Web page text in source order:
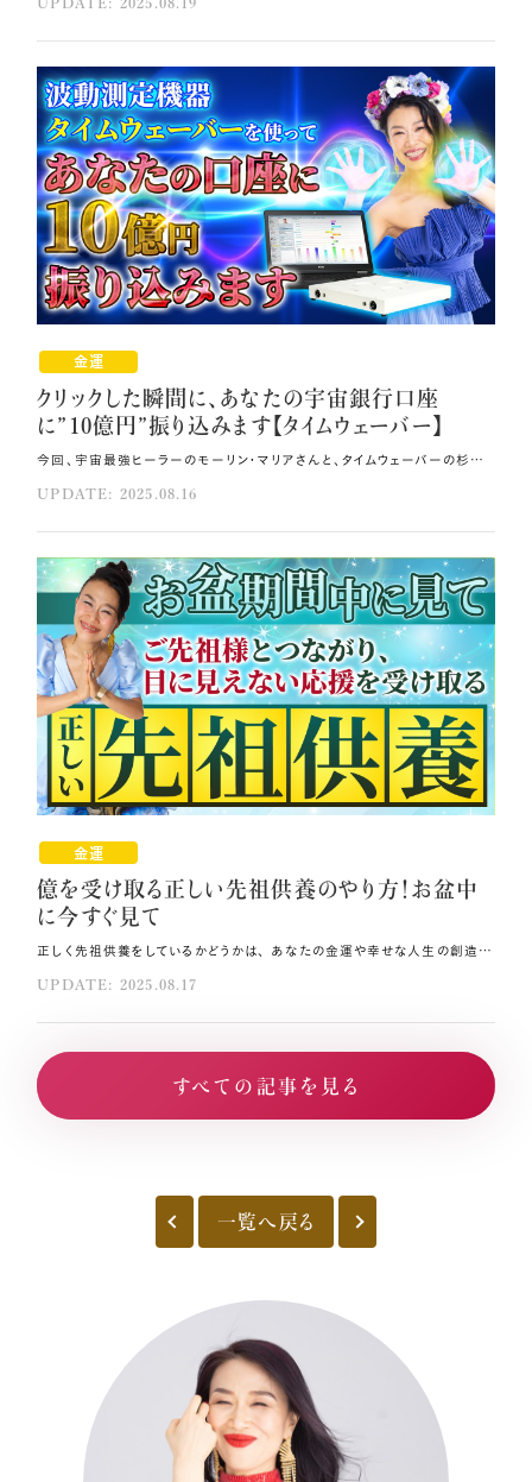
金運
クリックした瞬間に、あなたの宇宙銀行口座
に”10億円”振り込みます【タイムウェーバー】
今回、宇宙最強ヒーラーのモーリン・マリアさんと、タイムウェーバーの杉原先生による 特別コラボが実現しました。 自信を失っていたモーリンさんが人生を180度変えた奇跡の体験談と、 タイムウェーバーによる100億倍のパワー増幅で、 深層意識の制限を瞬時に解除し人生に豊かさをもたらす画期的なセッションをお伝えします🍀 その方法はコレ！！ 自分の良い面を見ることが大切です。 自己肯定感を高め、自分に自信を持ちましょう。 本来の能力や真の力がまだ見出せていない状況がブロックとなり、これらをを手放す必要があります。 元動画（YouTube）：『クリックした瞬間に、あなたの宇宙銀行口座に“10億円”振り込みます【タイムウェーバー】 （第1944回）』 薬剤師から宇宙最強ヒーラーへの転身ストーリー 私は現在、宇宙最強ヒーラーとして活動し、企業コンサルティングも手掛けるモーリン・マリアです。 しかし、ここに至るまでの道のりは決して平坦ではありませんでした。 13年前、オーラリーディングとの運命的な出会いがありました。 世界の未来を予見したリン・ロビンソンさんのセッションを受けた際、 ヒーラーとしての力があることを告げられたのです🪽 当時の私にとって、それは全く想像もできない話でした。 家業が病院で薬剤師となったものの、仕事が全く合わず自分を見失っていました。 離婚や再婚、職場での困難など、様々な試練を経験する中、チャネラーさんとの出会いを通じて オーラリーディングという手法を知り、ヒーラーとして活躍したいという夢を抱きました。 しかし現実は厳しく、集客の難しさに直面しました。 薬剤師として生計を立てながら副業でオーラリーディングを続けようと考えましたが、 薬剤師の仕事もブランクがあり思うようにいきませんでした。 転機となったのは、クラブハウスで弥生先生の朝ライブと出会ったことです💻 有料級の内容を無料で毎朝、自宅にいながら聞けることに衝撃を受けました。 毎日が楽しみになるほど夢中になり、億楽®のライフコーチング講座への参加を決めました。 自己肯定感が低く、自分に自信を持てなかった私でしたが、 弥生先生のおかげで自分の良い面を見るように変化していきました👀 講座内でのモニターセッションが評判を呼び、自信をつけることができました。 そして弥生先生から「将来は企業のコンサルティングをするようになる」と予言され、 驚きと同時に大きな可能性を感じました。 朝ライブ出演のオファーをいただき、このチャンスを生かすしかないと決意しました。 3ヶ月後に薬剤師を退職し、起業することを決断しました。 現在は予言通り企業コンサルティングと個人セッションを行い、 好きなことをしながら前職よりも多い収入を得ています。 労働時間は以前の10分の1程度になったにも関わらず、幸せな毎日を送っています。 まさに宇宙銀行から無限の豊かさを受け取っているような感覚です。 タイムウェーバーとの衝撃的出会い 私は東京の代々木でスピテックを運営する杉原です。 タイムウェーバーのセッションカウンセリングと実践スクールを提供し、普及に取り組んでいます。 タイムウェーバーは、ドイツ製の波動機器です。 ドイツは波動医学療法が非常に発展した国で、 タイムウェーバーは当初、体の治療を目的として開発されましたが、 現在では精神的・意識的な領域、深い記憶の世界や潜在意識、さらには先祖やカルマといった 見えない領域をラジオニクス技術でスキャンし分析できる波動機器として活用されています🌿 私がタイムウェーバーと出会ったのは3年前のことです。 当時抱えていた父親との問題やクリアリングが瞬時に表面化し、 波動調整をかけた瞬間に号泣しました。 その波動が自分にとって人生で受け入れるべきものだったと理解できた時、 タイムウェーバーの真の力を確信したのです🌟 この体験が私の人生における大きな転機となりました。 100億倍パワー増幅の奇跡 私、杉原が、弥生先生からの依頼を受け、 「モーリン・マリアさんのヒーリングパワーが100億倍に増幅し、 世界中の人々の先祖へエネルギーを届ける」という設定でタイムウェーバーを起動しました🌈 タイムウェーバーは、モーリンさんのグローバル・インフォメーションフィールドをスキャンし、 12次元領域を分析しました。 100億倍のパワー発揮を阻害する要因を特定し、それらに波動調整を施します。 まるで池の中に石を投げて波紋を作り、もう一つの石で別の波紋を作って相殺するように、 クリアリングの波動を発生させるのです。 タイムウェーバーによる波動調整の開始と共に、阻害要因の分析と解除段階に移行しました。 モーリン・マリアさんの潜在能力を制限している要因が、リアルタイムで特定されていきます。 分析結果として最初に表示されたのは「私は自分自身を信じて、 私が存在するアイデアと私のリーダーシップの資質」の項目でした。 この結果は、自己信頼の不足と、自分の能力を発揮することへの許可不足を示しており、 潜在能力の発現を妨げる根本的な要因として特定されました❗ 続いて「私は目標思考であり、これを達成するために行動する」の項目が現れました。 これは100億倍のパワーで人々にエネルギーを届ける使命を持つことの表れと解釈されます。 さらに「今私は永遠に」の項目では、 フェニックスのような永遠の存在としての本質的な力の覚醒を示していました。 感情的なブロックとして「私は自分の本当の能力が発見されなかった」という阻害要因も 検出されました。 これは本来の能力や真の力がまだ見出せていない状況の感情が妨げとなっていることを示しており、 この感情的なブロックを手放していく必要性があります💦 さらに深い層として「親が悲しんだ、親が悲しそうにしていた。 親の役割を取ってはいけないと感じた」という両親とのトラウマ要素も明らかになりました。 これは両親とのトラウマが成功を成し遂げることへの罪悪感として作用し、 成功することに対する無意識の抵抗となっていることを示しています😰 どうぞタイムウェーバーによる波動調整を受け取り、あなたの深層意識に眠る無限の可能性を解放し、 人生を180度好転させてくださいね❗ 宇宙銀行からの豊かさがあなたに流れ込み、新たな転機を迎えることができるでしょう。 まとめ 自己信頼し、自分の能力を発揮することへの許可を出しましょう。 成功することに対する無意識の抵抗も手放しましょう。 タイムウェーバーによる波動調整を受け取り、深層意識に眠る無限の可能性を解放してください。
UPDATE: 2025.08.16
金運
億を受け取る正しい先祖供養のやり方！お盆中
に今すぐ見て
正しく先祖供養をしているかどうかは、 あなたの金運や幸せな人生の創造に大きな影響を及ぼしているのをご存知でしょうか。 今回は、今後の人生に億を引き寄せ幸せを受け取り続けるための 正しい先祖供養の方法をお伝えします🍀 今日は千里行った虎が千里帰ってくる寅の日ですので、 あなたが先祖供養を行う清らかな癒しのエネルギーが必ずあなたの元に返ってきます🐯 先祖供養の本質をしっかり理解し、ぜひ実践してください。 その方法はコレ！！ 先祖が生きてくださったからこそ今のあなたがいるということを理解しましょう。 先祖の名前が分かれば思い出し、家系図をお持ちの方は家系図を見て、先祖に意識・関心を向けてください。 愛と光と感謝と癒しをエネルギーとして先祖に送ってください。 元動画（YouTube）：『億を受け取る正しい先祖供養のやり方！お盆中に今すぐ見て👀（第1943回）』 先祖のおかげで今の自分がある！ 正しい先祖供養の方法を知るにあたって最初に理解していただきたいのは、 先祖が生きてくださったからこそ今のあなたがいるということです💎 綿々と続いてきた命のバトンが一度でも途切れていたら、 今のあなたという命はこの世に生まれていません。 そして、先祖一人一人も私たちと同じように傷つき、悩み、苦しみ、紆余曲折の人生を生きてきました。 まずはこのことにしっかりと想いを馳せてみてください。 そうすると、何も考えず「とりあえずお盆だから」とお墓参りに行き、 それが先祖供養になるという考え方は正しくないことが分かります。 正しい先祖供養とは、そんな先祖にあなたから愛と光と感謝、そして癒しを送ることです💞 お花やお酒、生前好きだったものをお供えすることは必ずしも必要ではありません。 それよりも、先祖の名前が分かれば思い出し、家系図をお持ちの方は家系図を見て、 先祖に意識・関心を向けることが最初の一歩となります📖 もちろん実際にお墓参りすることでより意識を先祖に集中できますので、 行ける方はぜひ足を運んでください。 その場合には、16時より前の時間帯に行くようにしてください。（その理由は最後にお伝えします） 先祖を癒す2つの方法 ①先祖に意識を向け、先祖を「知る」 まずは自分とご両親から父方の祖父母・母方の祖父母へ、そしてそのまた父母、 そのまた前の父母へ…というように、頭の中で家系を遡り、 どんどん意識を過去に伸ばしてみてください💫 最終的には私たち全員が、この地球上で最初に生まれた国産みの神様につながります。 ぜひ、全ての先祖の存在に向けて意識を拡大し、 過去実際に生きていた存在として心の中で向かい合ってみてください。 イメージをさらに具体的にするために、ご両親や祖父母に先祖について尋ねたり、 AIやGoogle、YouTubeを活用して八百万の神様方についてリサーチするのもいいですね。 私たちはつい「神様や先祖は万能の存在」と考え、お願い事ばかりをしてしまいがちですが、 先ほど触れたように、神様や先祖も山あり谷ありの人生を送り、 たくさんの傷つき悲しんだ経験を持ってこの地球を卒業されていったはずです。 あなたも、誰かが自分のことを本当に分かってくれた時、 大事にされていると感じた時、また思いやりある言葉をかけてもらった時、 とても嬉しく心の距離が近くなった経験があると思いますが、神様や先祖も同じです🌸 そう思うと、何をすれば本当の先祖供養になるかが見えてこないでしょうか？ ②「愛」「光」「感謝」「癒し」を送る できるだけ目を瞑り、①でイメージしたように、あなたの背後に両親、祖父母、 そのまた父母…と先祖が無限に広がる"あみだくじ"のように広がっているのを感じてください。 そこに、愛と光と感謝と癒しをエネルギーとして送ります🪽 これらのエネルギーが光となり、あみだくじを伝って全ての先祖に届き、 そして国産みの神様にまで到達するのをイメージし、 全ての存在がどんどん癒され輝いていくのを感じてください。 これが、億を受け取る正しい先祖供養のプロセスです。 自分を癒す 今お伝えしてきたように、先祖に意識を向け、考え、思いやるという形であなたから先に 癒しを送るのが正しい先祖供養のポイントですが、もう一つ大切なポイントがあります。 それは、あなた自身が癒された状態でこれを行うことです💝 いくら正しい方法で先祖供養に取り組んでも、自分が傷ついたままの状態だと、 その傷も同時に先祖に送られてしまい、エネルギーが攻撃的になったり、 "クレクレ星人"化したりしてしまうからです。 先祖にあなたの純粋な愛と光と感謝と癒しを送るためには、 まず自分のシックスヒューマンニーズをしっかり自分で満たしましょう。 自分を安心させ、自分に新しさを与え、自分が特別であることを認め、 良いところも悪いところも併せ持った自分を無条件に許し、愛してあげてください🎀 あなたが毎日朝ライブを見てくださったりブログを読んでくださったりしているのは、 決して誰にでもできることではありません。 人生を良くすることに心を傾け、日々1mmの成長を続けている自分を認めてください。 あなたは本当に素晴らしい存在であり、 ただ生きているだけで地球に貢献していることをしっかり腑に落としてください💐 こうして自分をしっかりと満たした状態にして初めて、先祖に心から喜んで受け取っていただける、 クレクレエネルギーの入らない純粋な癒しのエネルギーを送ることができます。 “供養したつもり”になってしまうと… お伝えしてきたように、どんなに供養したつもりでいても、 その下の意図がクレクレ星人や「先祖なのだから私を守ってくれて当たり前」というような 俺様エネルギーのままだと、これから先も人生に望まない出来事やドラマを引き寄せることになります。 だからこそ、「自分を満たす」ことにひたすら取り組んでください😊 満たされた自分の周波数を安定的に宇宙に発することができると、 それが億を楽に受け取る先祖供養を行うための揺るがぬ土台になります。 この積み重ねが人生における大きな転機を呼び込む力となるのです✨ あの世とこの世の境目が薄くなるお盆期間中は、先祖供養に取り組むのに最適なタイミングです。 ぜひ今回お伝えした方法を実践し、先祖に喜んでいただける正しい先祖供養を行い、 億を受け取り続ける人生をここからスタートしてください🌿 最後に、お墓参りに行く時間帯についてお伝えしておきます。 お墓や神社仏閣に行く際には、夕方4時以降は避け、できれば朝一番に行くことをお勧めします。 もちろんお参りに行かないよりは行った方が良いのですが、 夕方4時以降になると低級霊（きちんと供養されていない存在）とつながりやすくなってしまうためです。 しかし何よりも、早朝にお参りすると、 お墓や神社仏閣の雑音のない清らかな朝のエネルギーをたっぷり浴びることができます❗ 朝の神社仏閣やお墓は昼間とは全く周波数が違いますので、受け取るものも必ず変わりますよ。 まとめ 自分のシックスヒューマンニーズをしっかり自分で満たしましょう。 自分が特別であることを認め、良いところも悪いところも無条件に許し、愛してあげてください。 ただ生きているだけで地球に貢献していることをしっかり腑に落としてください。
UPDATE: 2025.08.17
すべての記事を見る
一覧へ戻る